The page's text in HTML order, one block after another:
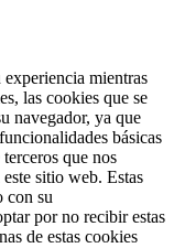
mientras
las cookies que se
navegador, ya que
básicas
que nos
sitio web. Estas
con su
por no recibir estas
de estas cookies